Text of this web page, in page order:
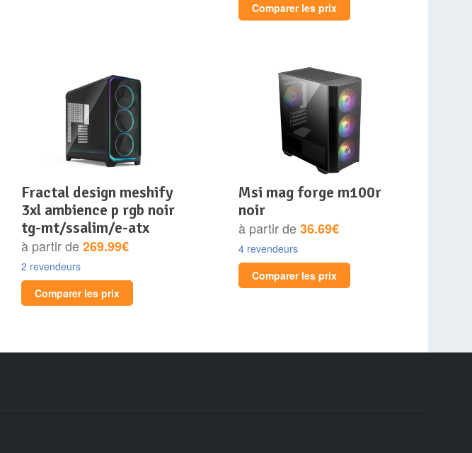
Comparer les prix
fractal design meshify
3xl ambience p rgb noir
tg-mt/ssalim/e-atx
à partir de269.99€
2 revendeurs
Comparer les prix
msi mag forge m100r
noir
à partir de36.69€
4 revendeurs
Comparer les prix